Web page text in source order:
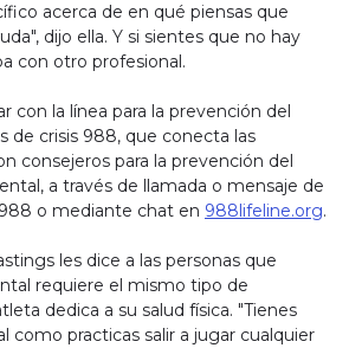
acerca de en qué piensas que
dijo ella. Y si sientes que no hay
con otro profesional.
con la línea para la prevención del
de crisis 988, que conecta las
consejeros para la prevención del
a través de llamada o mensaje de
o mediante chat en 988lifeline.org.
les dice a las personas que
requiere el mismo tipo de
dedica a su salud física. "Tienes
como practicas salir a jugar cualquier